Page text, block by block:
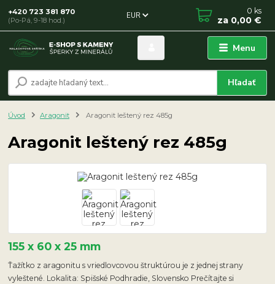
Menu
EUR
Hľadať
+420 723 381 870
(Po-Pá, 9-18 hod.)
0 ks
za 0,00 €
Úvod Aragonit Aragonit leštený rez 485g
Aragonit leštený rez 485g
155 x 60 x 25 mm
Ťažítko z aragonitu s vriedlovcovou štruktúrou je z jednej strany
vyleštené. Lokalita: Spišské Podhradie, Slovensko Prečítajte si